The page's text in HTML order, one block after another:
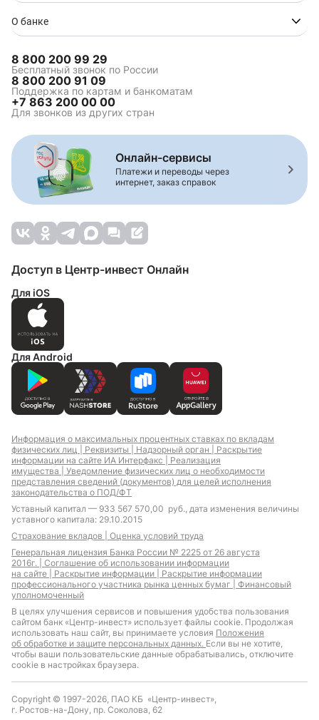
О банке
8 800 200 99 29
Бесплатный звонок по России
8 800 200 91 09
Поддержка по картам и банкоматам
+7 863 200 00 00
Для звонков из других стран
Онлайн-сервисы
Платежи и переводы через
интернет, заказ справок
Доступ в Центр-инвест Онлайн
Для iOS
Для Android
Информация о максимальных процентных ставках по вкладам
физических лиц | Реквизиты | Надзорный орган | Раскрытие
информации на сайте ИА Интерфакс | Реализация
имущества | Уведомление физических лиц о необходимости
представления сведений (документов) для целей исполнения
законодательства о ПОД/ФТ
Уставный капитал — 933 567 570,00 руб., дата изменения величины
уставного капитала: 29.10.2015
Страхование вкладов | Оценка условий труда
Генеральная лицензия Банка России № 2225 от 26 августа
2016г. | Соглашение об использовании информации
на сайте | Раскрытие информации | Раскрытие информации
профессионального участника рынка ценных бумаг | Финансовый
уполномоченный
В целях улучшения сервисов и повышения удобства пользования
сайтом банк «Центр-инвест» использует файлы cookie. Продолжая
использовать наш сайт, вы принимаете условия Положения
об обработке и защите персональных данных. Если вы не хотите,
чтобы ваши пользовательские данные обрабатывались, отключите
cookie в настройках браузера.
Copyright © 1997-2026, ПАО КБ «Центр-инвест»,
г. Ростов-на-Дону, пр. Соколова, 62